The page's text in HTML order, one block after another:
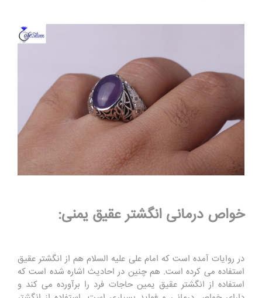
خواص درمانی انگشتر عقیق یمنی:
در روایات آمده است که امام علی علیه السلام هم از انگشتر عقیق
استفاده می کرده است. هم چنین در احادیث اشاره شده است که
استفاده از انگشتر عقیق یمین حاجات فرد را برآورده می کند و